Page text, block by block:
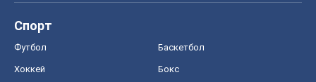
Спорт
Футбол Баскетбол
Хоккей Бокс